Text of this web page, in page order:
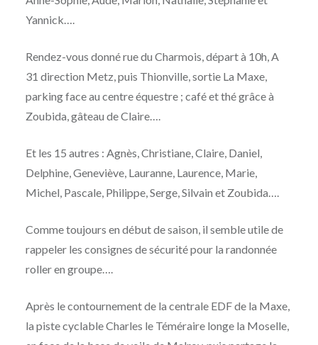
Yannick….
Rendez-vous donné rue du Charmois, départ à 10h, A
31 direction Metz, puis Thionville, sortie La Maxe,
parking face au centre équestre ; café et thé grâce à
Zoubida, gâteau de Claire….
Et les 15 autres : Agnès, Christiane, Claire, Daniel,
Delphine, Geneviève, Lauranne, Laurence, Marie,
Michel, Pascale, Philippe, Serge, Silvain et Zoubida….
Comme toujours en début de saison, il semble utile de
rappeler les consignes de sécurité pour la randonnée
roller en groupe….
Après le contournement de la centrale EDF de la Maxe,
la piste cyclable Charles le Téméraire longe la Moselle,